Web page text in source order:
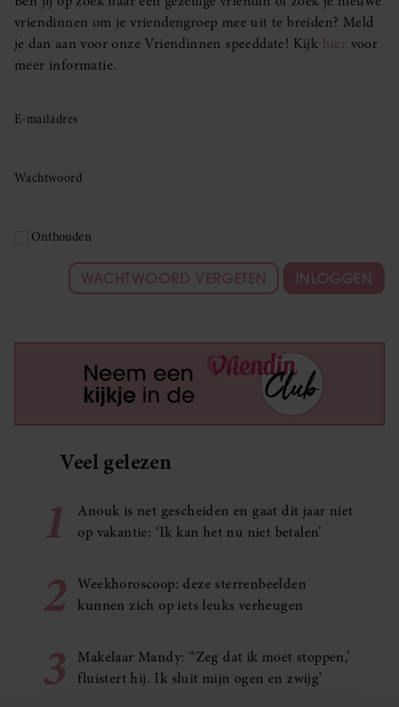
vriendinnen om je vriendengroep mee uit te breiden? Meld
je dan aan voor onze Vriendinnen speeddate! Kijk hier voor
meer informatie.
E-mailadres
Wachtwoord
Onthouden
WACHTWOORD VERGETEN INLOGGEN
Veel gelezen
1
Anouk is net gescheiden en gaat dit jaar niet
op vakantie: ‘Ik kan het nu niet betalen’
2
Weekhoroscoop: deze sterrenbeelden
kunnen zich op iets leuks verheugen
3
Makelaar Mandy: ‘‘Zeg dat ik moet stoppen,’
fluistert hij. Ik sluit mijn ogen en zwijg’